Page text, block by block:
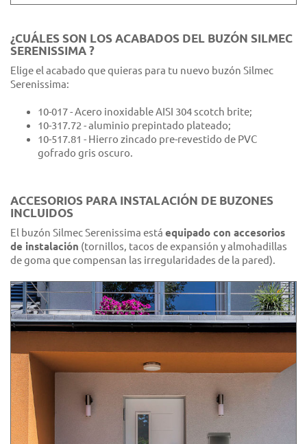
¿CUÁLES SON LOS ACABADOS DEL BUZÓN SILMEC
SERENISSIMA ?
Elige el acabado que quieras para tu nuevo buzón Silmec
Serenissima:
10-017 - Acero inoxidable AISI 304 scotch brite;
10-317.72 - aluminio prepintado plateado;
10-517.81 - Hierro zincado pre-revestido de PVC
gofrado gris oscuro.
ACCESORIOS PARA INSTALACIÓN DE BUZONES
INCLUIDOS
El buzón Silmec Serenissima está equipado con accesorios
de instalación (tornillos, tacos de expansión y almohadillas
de goma que compensan las irregularidades de la pared).